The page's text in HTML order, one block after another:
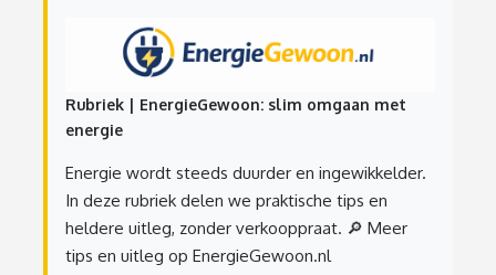
Rubriek | EnergieGewoon: slim omgaan met
energie
Energie wordt steeds duurder en ingewikkelder.
In deze rubriek delen we praktische tips en
heldere uitleg, zonder verkooppraat. 🔎 Meer
tips en uitleg op EnergieGewoon.nl